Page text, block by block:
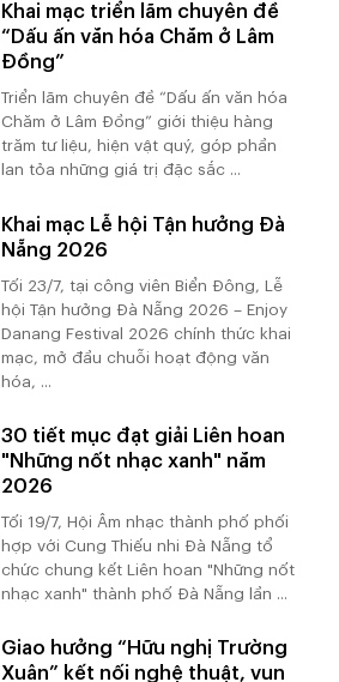
Khai mạc triển lãm chuyên đề
“Dấu ấn văn hóa Chăm ở Lâm
Đồng”
Triển lãm chuyên đề “Dấu ấn văn hóa
Chăm ở Lâm Đồng” giới thiệu hàng
trăm tư liệu, hiện vật quý, góp phần
lan tỏa những giá trị đặc sắc ...
Khai mạc Lễ hội Tận hưởng Đà
Nẵng 2026
Tối 23/7, tại công viên Biển Đông, Lễ
hội Tận hưởng Đà Nẵng 2026 – Enjoy
Danang Festival 2026 chính thức khai
mạc, mở đầu chuỗi hoạt động văn
hóa, ...
30 tiết mục đạt giải Liên hoan
"Những nốt nhạc xanh" năm
2026
Tối 19/7, Hội Âm nhạc thành phố phối
hợp với Cung Thiếu nhi Đà Nẵng tổ
chức chung kết Liên hoan "Những nốt
nhạc xanh" thành phố Đà Nẵng lần ...
Giao hưởng “Hữu nghị Trường
Xuân” kết nối nghệ thuật, vun